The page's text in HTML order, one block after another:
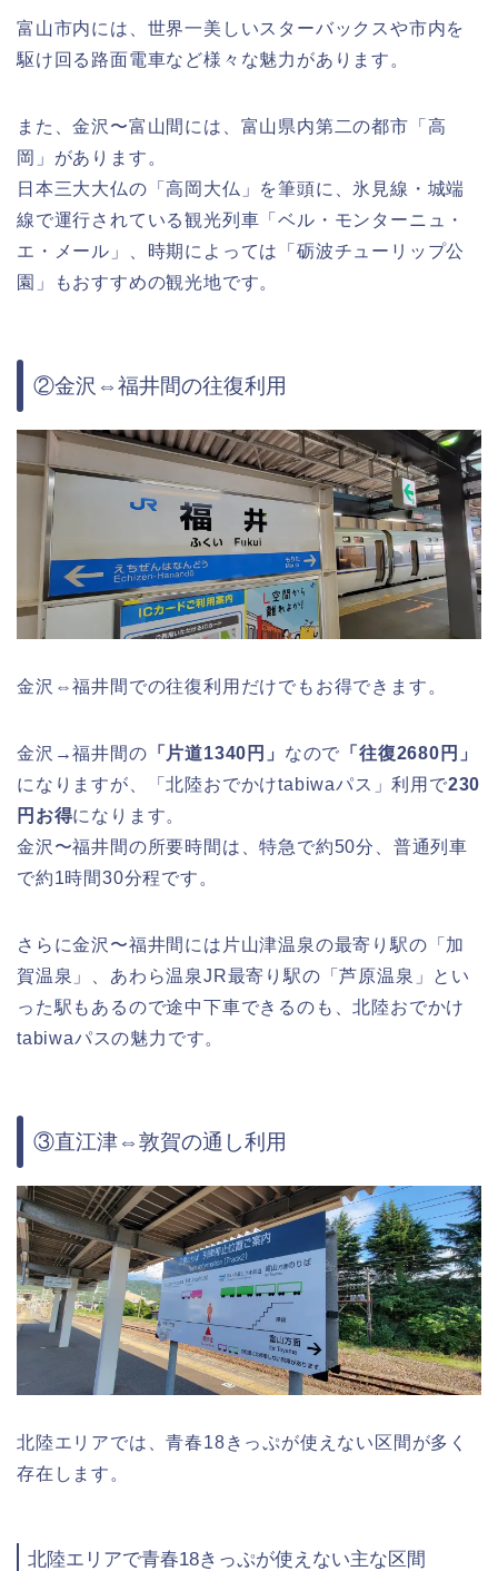
富山市内には、世界一美しいスターバックスや市内を
駆け回る路面電車など様々な魅力があります。
また、金沢〜富山間には、富山県内第二の都市「高
岡」があります。
日本三大大仏の「高岡大仏」を筆頭に、氷見線・城端
線で運行されている観光列車「ベル・モンターニュ・
エ・メール」、時期によっては「砺波チューリップ公
園」もおすすめの観光地です。
②金沢⇔福井間の往復利用
金沢⇔福井間での往復利用だけでもお得できます。
金沢→福井間の 「片道1340円」 なので 「往復2680円」
になりますが、「北陸おでかけtabiwaパス」利用で230
円お得になります。
金沢〜福井間の所要時間は、特急で約50分、普通列車
で約1時間30分程です。
さらに金沢〜福井間には片山津温泉の最寄り駅の「加
賀温泉」、あわら温泉JR最寄り駅の「芦原温泉」とい
った駅もあるので途中下車できるのも、北陸おでかけ
tabiwaパスの魅力です。
③直江津⇔敦賀の通し利用
北陸エリアでは、青春18きっぷが使えない区間が多く
存在します。
北陸エリアで青春18きっぷが使えない主な区間